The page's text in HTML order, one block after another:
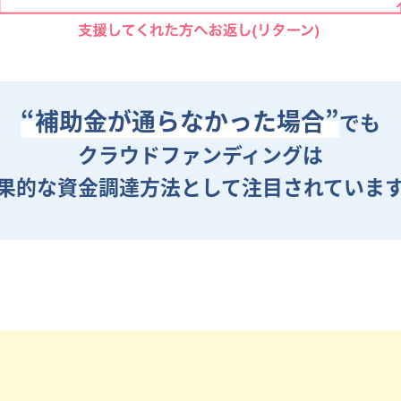
“補助金が通らなかった場合”でも
クラウドファンディングは
的な資金調達方法として注目されていま